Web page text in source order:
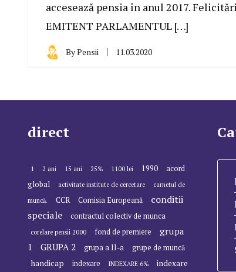
accesează pensia în anul 2017.
EMITENT PARLAMENTUL […]
ByPensii 11.03.2020
direct
1 2 ani 15 ani 25% 1100 lei 1990
acord
global
activitate institute de cercetare
carnetul de
muncă.
CCR Comisia Europeană
conditii
speciale
contractul colectiv de munca
corelare pensii 2000 fond de premiere
grupa
1
GRUPA 2 grupa a II-a grupe de muncă
handicap indexare INDEXARE 6%
indexare